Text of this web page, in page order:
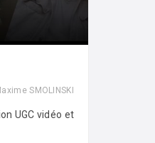
SMOLINSKI
UGC vidéo et